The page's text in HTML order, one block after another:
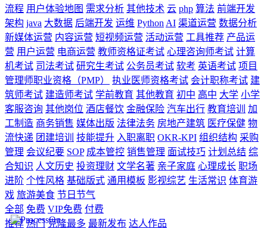
流程 用户体验地图 需求分析 其他技术 云 php 算法 前端开发
架构 java 大数据 后端开发 运维 Python AI 渠道运营 数据分析
新媒体运营 内容运营 短视频运营 活动运营 工具推荐 产品运
营 用户运营 电商运营 教师资格证考试 心理咨询师考试 计算
机考试 司法考试 研究生考试 公务员考试 软考 英语考试 项目
管理师职业资格（PMP）
执业医师资格考试 会计职称考试 建
筑师考试 建造师考试 学前教育 其他教育 初中 高中 大学 小学
客服咨询 其他岗位 酒店餐饮 金融保险 汽车出行 教育培训
加
工制造 商务销售 媒体出版 法律法务 房地产建筑 医疗保健 物
流快递 团建培训 技能提升 入职离职 OKR-KPI 组织结构 采购
管理 会议纪要 SOP 成本管控 销售管理 面试技巧 计划总结 综
合知识 人文历史 投资理财 文学名著 亲子家庭 心理成长 职场
进阶 个性风格 基础版式 通用模板 影视综艺 生活常识 体育游
戏 旅游美食 节日节气
全部 免费 VIP免费 付费
推荐 热门 克隆最多 最新发布 达人作品